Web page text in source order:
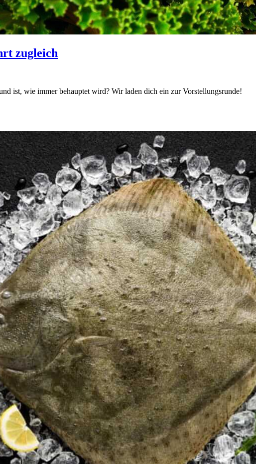
zugleich
ist, wie immer behauptet wird? Wir laden dich ein zur Vorstellungsrunde!